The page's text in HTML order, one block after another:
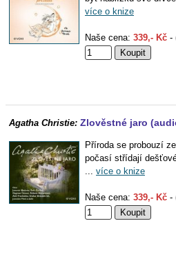
více o knize
Naše cena: 339,- Kč -
Agatha Christie: Zlověstné jaro
Příroda se probouzí
počasí střídají
... více o knize
Naše cena: 339,- Kč -